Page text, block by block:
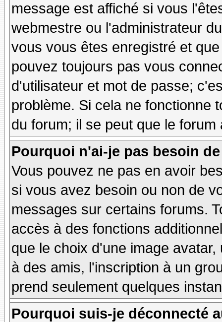
message est affiché si vous
webmestre ou l'administrateur
vous vous êtes enregistré et
pouvez toujours pas vous
d'utilisateur et mot de passe;
problème. Si cela ne fonctionne
du forum; il se peut que le
Pourquoi n'ai-je pas besoin
Vous pouvez ne pas en avoir
si vous avez besoin ou non de
messages sur certains forums.
accès à des fonctions
que le choix d'une image
à des amis, l'inscription à un
prend seulement quelques
Pourquoi suis-je déconnecté